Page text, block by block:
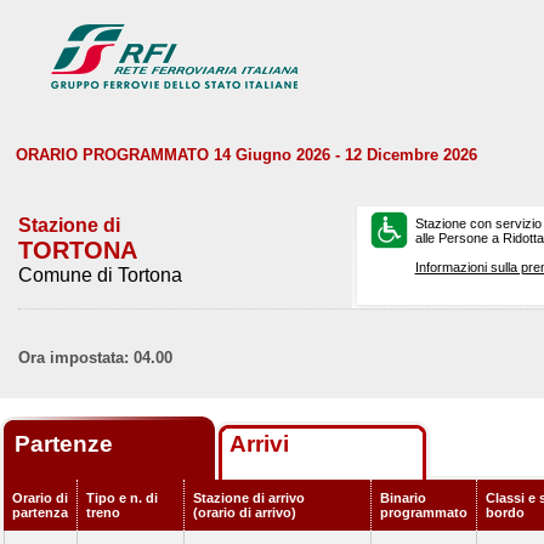
ORARIO PROGRAMMATO 14 Giugno 2026 - 12 Dicembre 2026
Stazione di
TORTONA
Comune di Tortona
Stazione con
alle Persone a
Informazioni sulla
Ora impostata: 04.00
Partenze Arrivi
Orario di
partenza
Tipo e n. di
treno
Stazione di arrivo
(orario di arrivo)
Binario
programmato
Classi e
bordo